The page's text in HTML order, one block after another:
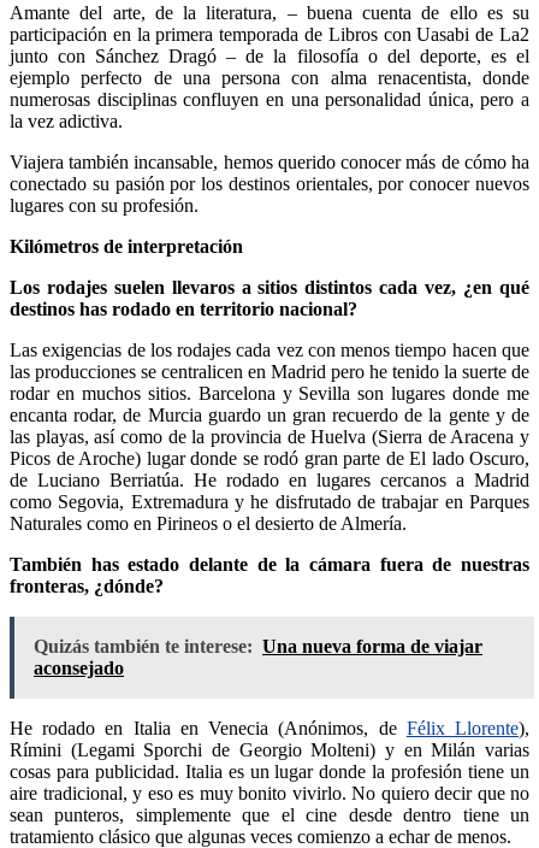
Amante del arte, de la literatura, – buena cuenta de ello es su
participación en la primera temporada de Libros con Uasabi de La2
junto con Sánchez Dragó – de la filosofía o del deporte, es el
ejemplo perfecto de una persona con alma renacentista, donde
numerosas disciplinas confluyen en una personalidad única, pero a
la vez adictiva.
Viajera también incansable, hemos querido conocer más de cómo ha
conectado su pasión por los destinos orientales, por conocer nuevos
lugares con su profesión.
Kilómetros de interpretación
Los rodajes suelen llevaros a sitios distintos cada vez, ¿en qué
destinos has rodado en territorio nacional?
Las exigencias de los rodajes cada vez con menos tiempo hacen que
las producciones se centralicen en Madrid pero he tenido la suerte de
rodar en muchos sitios. Barcelona y Sevilla son lugares donde me
encanta rodar, de Murcia guardo un gran recuerdo de la gente y de
las playas, así como de la provincia de Huelva (Sierra de Aracena y
Picos de Aroche) lugar donde se rodó gran parte de El lado Oscuro,
de Luciano Berriatúa. He rodado en lugares cercanos a Madrid
como Segovia, Extremadura y he disfrutado de trabajar en Parques
Naturales como en Pirineos o el desierto de Almería.
También has estado delante de la cámara fuera de nuestras
fronteras, ¿dónde?
Quizás también te interese: Una nueva forma de viajar
aconsejado
He rodado en Italia en Venecia (Anónimos, de Félix Llorente),
Rímini (Legami Sporchi de Georgio Molteni) y en Milán varias
cosas para publicidad. Italia es un lugar donde la profesión tiene un
aire tradicional, y eso es muy bonito vivirlo. No quiero decir que no
sean punteros, simplemente que el cine desde dentro tiene un
tratamiento clásico que algunas veces comienzo a echar de menos.